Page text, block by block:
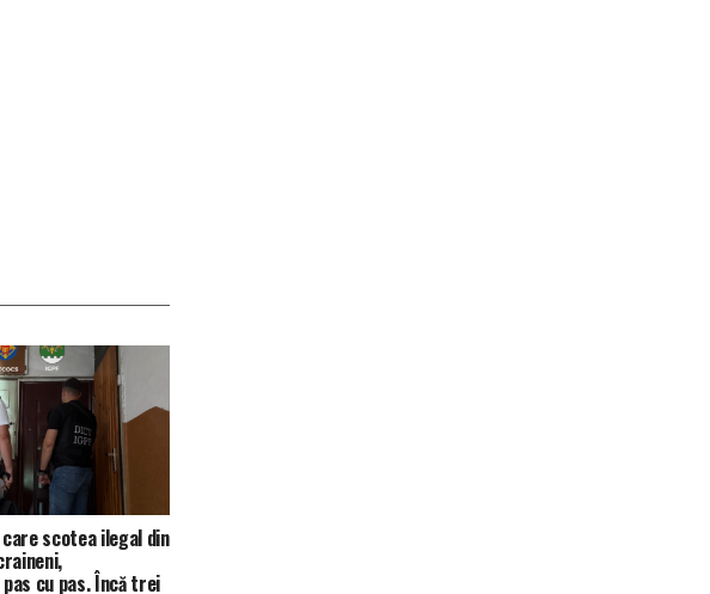
scotea ilegal din
cu pas. Încă trei